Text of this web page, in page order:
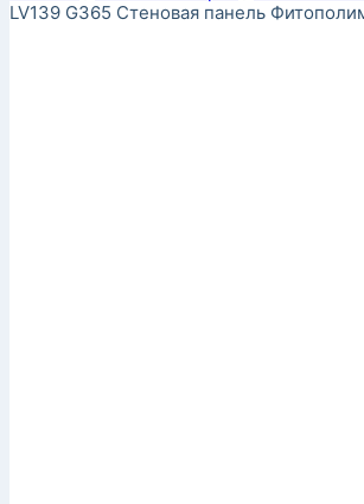
LV139 G365 Стеновая панель